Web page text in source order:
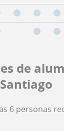
de
6 personas